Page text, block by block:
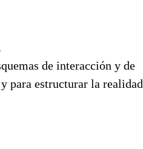
de interacción y de
para estructurar la realidad